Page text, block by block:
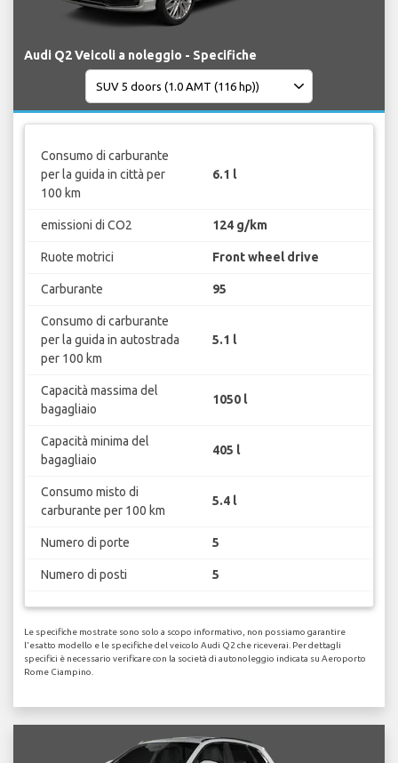
Audi Q2 Veicoli a noleggio - Specifiche
Consumo di carburante
per la guida in città per
100 km
6.1 l
emissioni di CO2 124 g/km
Ruote motrici Front wheel drive
Carburante 95
Consumo di carburante
per la guida in autostrada
per 100 km
5.1 l
Capacità massima del
bagagliaio
1050 l
Capacità minima del
bagagliaio
405 l
Consumo misto di
carburante per 100 km
5.4 l
Numero di porte 5
Numero di posti 5
Le specifiche mostrate sono solo a scopo informativo, non possiamo garantire
l'esatto modello e le specifiche del veicolo Audi Q2 che riceverai. Per dettagli
specifici è necessario verificare con la società di autonoleggio indicata su Aeroporto
Rome Ciampino.